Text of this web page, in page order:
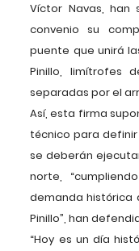
Víctor Navas,
convenio su
puente que unirá
Pinillo, limítrofes
separadas por el
Así, esta firma
técnico para definir
se deberán
norte,
demanda histórica
Pinillo”, han
“Hoy es un día